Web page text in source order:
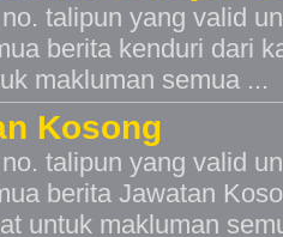
talipun yang valid
berita kenduri dari
makluman semua ...
Kosong
talipun yang valid
berita Jawatan
untuk makluman